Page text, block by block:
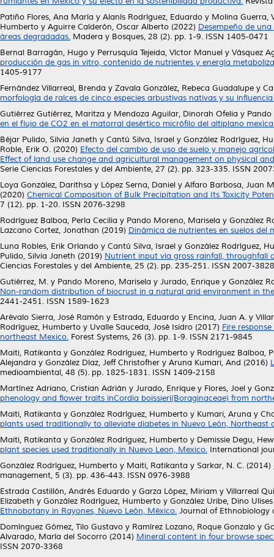
Patiño Flores, Ana María y Alanís Rodríguez, Eduardo y Molina Guerra,
Humberto y Aguirre Calderón, Oscar Alberto (2022) Desempeño de
áreas degradadas. Madera y Bosques, 28 (2). pp. 1-9. ISSN 1405-0471
Bernal Barragán, Hugo y Perrusquía Tejeida, Víctor Manuel y Vásquez
producción de gas in vitro, contenido de nutrientes y energía
1405-9177
Fernández Villarreal, Brenda y Zavala González, Rebeca Guadalupe y
morfología de raíces de cinco especies arbustivas nativas y su
Gutiérrez Gutiérrez, Maritza y Mendoza Aguilar, Dinorah Ofelia y
en el f lujo de CO2 en el matorral desértico micrófilo del altiplano
Béjar Pulido, Silvia Janeth y Cantú Silva, Israel y González Rodríguez,
Roble, Erik O. (2020) Efecto del cambio de uso de suelo y manejo
Effect of land use change and agricultural management on physical
Serie Ciencias Forestales y del Ambiente, 27 (2). pp. 323-335. ISSN
Loya González, Darithsa y López Serna, Daniel y Alfaro Barbosa, Juan
(2020) Chemical Composition of Bulk Precipitation and Its Toxicity
7 (12). pp. 1-20. ISSN 2076-3298
Rodríguez Balboa, Perla Cecilia y Pando Moreno, Marisela y González
Lazcano Cortez, Jonathan (2019) Dinámica de nutrientes en suelos del
Luna Robles, Erik Orlando y Cantú Silva, Israel y González Rodríguez,
Pulido, Silvia Janeth (2019) Nutrient input via gross rainfall, throughfall
Ciencias Forestales y del Ambiente, 25 (2). pp. 235-251. ISSN 2007-3828
Gutiérrez, M. y Pando Moreno, Marisela y Jurado, Enrique y González
Non-random distribution of biocrust in a natural arid environment in
2441-2451. ISSN 1589-1623
Arévalo Sierra, José Ramón y Estrada, Eduardo y Encina, Juan A. y
Rodríguez, Humberto y Uvalle Sauceda, José Isidro (2017) Fire
northeast Mexico. Forest Systems, 26 (3). pp. 1-9. ISSN 2171-9845
Maiti, Ratikanta y González Rodríguez, Humberto y Rodríguez Balboa,
Alejandra y González Díaz, Jeff Christofher y Aruna Kumari, And (2016)
medioambiental, 48 (5). pp. 1825-1831. ISSN 1409-2158
Martínez Adriano, Cristian Adrián y Jurado, Enrique y Flores, Joel y
phenology and flower traits inCordia boissieri(Boraginaceae) from
Maiti, Ratikanta y González Rodríguez, Humberto y Kumari, Aruna y
plants used traditionally to alleviate diabetes in Nuevo León, Northeast
Maiti, Ratikanta y González Rodríguez, Humberto y Demissie Degu,
plant species used traditionally in Nuevo Leon, Mexico. International
González Rodríguez, Humberto y Maiti, Ratikanta y Sarkar, N. C. (2014)
management, 5 (3). pp. 436-443. ISSN 0976-3988
Estrada Castillón, Andrés Eduardo y Garza López, Miriam y Villarreal
Elizabeth y González Rodríguez, Humberto y González Uribe, Dino Ulises
Ethnobotany in Rayones, Nuevo León, México. Journal of Ethnobiology
Domínguez Gómez, Tilo Gustavo y Ramírez Lozano, Roque Gonzalo y
Alvarado, María del Socorro (2014) Mineral content in four browse
ISSN 2070-3368